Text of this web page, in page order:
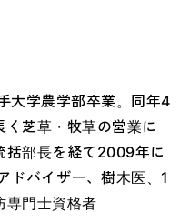
大学農学部卒業。同年4
芝草・牧草の営業に
括部長を経て2009年に
ドバイザー、樹木医、1
専門士資格者